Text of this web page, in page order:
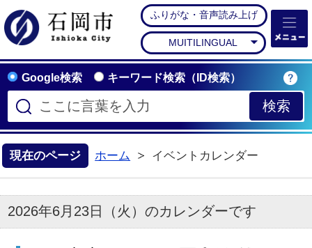
石岡市公式ホームペー
ふりがな・音声読み上げ
MUITILINGUAL
Google検索 キーワード検索（ID検索）
現在のページ ホーム イベントカレンダー
2026年6月23日（火）のカレンダーです